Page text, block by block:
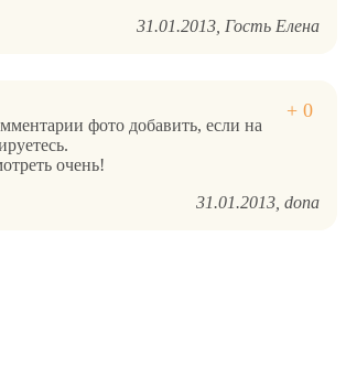
31.01.2013 Гость Елена
фото добавить, если на
очень!
31.01.2013 dona